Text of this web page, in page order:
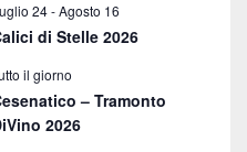
24-Agosto 16
di Stelle 2026
il giorno
– Tramonto
2026